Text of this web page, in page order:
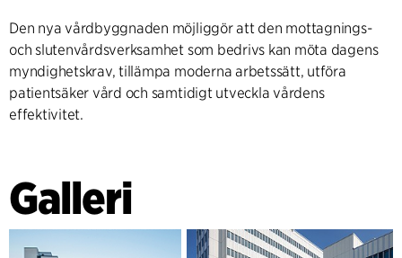
Den nya vårdbyggnaden möjliggör att den mottagnings-
och slutenvårdsverksamhet som bedrivs kan möta dagens
myndighetskrav, tillämpa moderna arbetssätt, utföra
patientsäker vård och samtidigt utveckla vårdens
effektivitet.
Galleri